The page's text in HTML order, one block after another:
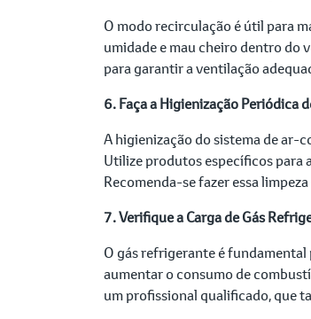
O modo recirculação é útil para
umidade e mau cheiro dentro do
para garantir a ventilação
6. Faça a Higienização Periódica
A higienização do sistema de ar-
Utilize produtos específicos para
Recomenda-se fazer essa
7. Verifique a Carga de Gás
O gás refrigerante é
aumentar o consumo de
um profissional qualificado, que